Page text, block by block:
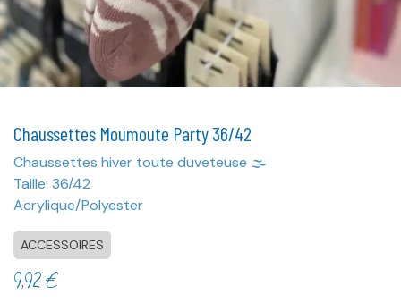
Chaussettes Moumoute Party 36/42
Chaussettes hiver toute duveteuse 🌫️
Taille: 36/42
Acrylique/Polyester
ACCESSOIRES
9,92€